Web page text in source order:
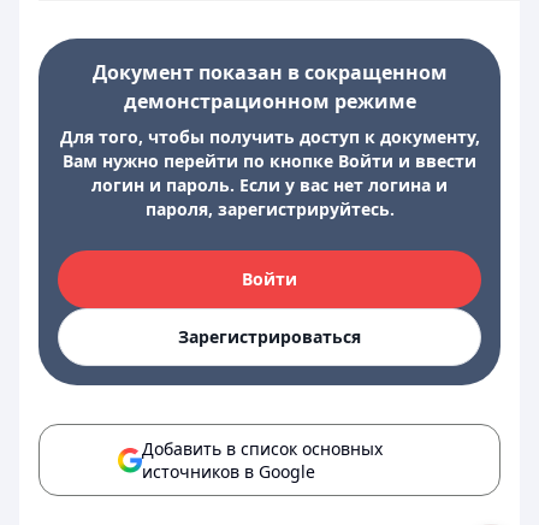
Документ показан в сокращенном
демонстрационном режиме
Для того, чтобы получить доступ к документу,
Вам нужно перейти по кнопке Войти и ввести
логин и пароль. Если у вас нет логина и
пароля, зарегистрируйтесь.
Войти
Зарегистрироваться
Добавить в список основных
источников в Google